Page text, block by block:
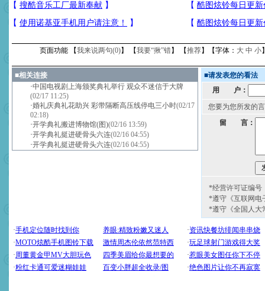
页面功能 【我来说两句(0)】 【我要“揪”错】 【推荐】【字体： 大 中 小
■相关连接
·中国电视剧上海颁奖典礼举行 观众不迷信于大牌
(02/17 11:25)
·婚礼庆典礼花助兴 彩带隔断高压线停电三小时(02/17
02:18)
·开学典礼搬进博物馆(图)(02/16 13:59)
·开学典礼挺进硬骨头六连(02/16 04:55)
·开学典礼挺进硬骨头六连(02/16 04:55)
■请发表您的看法
用 户：
您要为您所发的
留 言：
*经营许可证编号
*遵守《互联网电
*遵守《全国人大